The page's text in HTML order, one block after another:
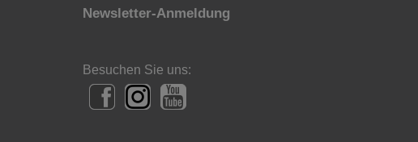
Newsletter-Anmeldung
Besuchen Sie uns: